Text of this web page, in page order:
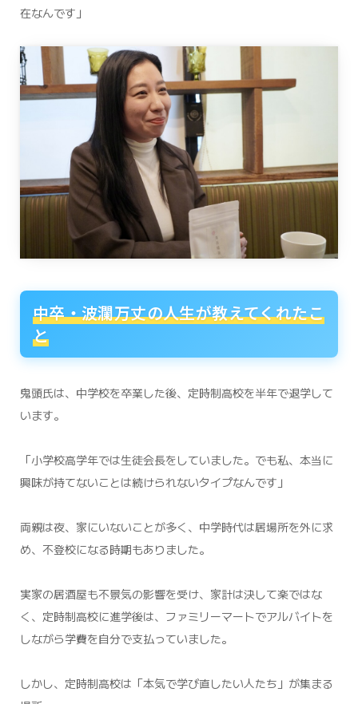
在なんです」
中卒・波瀾万丈の人生が教えてくれたこ
と
鬼頭氏は、中学校を卒業した後、定時制高校を半年で退学して
います。
「小学校高学年では生徒会長をしていました。でも私、本当に
興味が持てないことは続けられないタイプなんです」
両親は夜、家にいないことが多く、中学時代は居場所を外に求
め、不登校になる時期もありました。
実家の居酒屋も不景気の影響を受け、家計は決して楽ではな
く、定時制高校に進学後は、ファミリーマートでアルバイトを
しながら学費を自分で支払っていました。
しかし、定時制高校は「本気で学び直したい人たち」が集まる